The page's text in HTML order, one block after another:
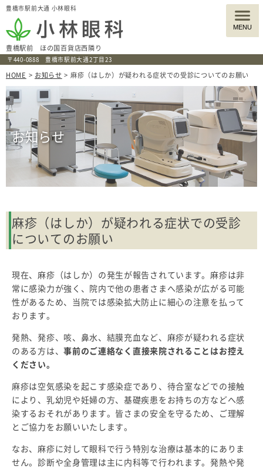
豊橋市駅前大通 小林眼科
豊橋駅前 ほの国百貨店西隣り
〒440-0888 豊橋市駅前大通2丁目23
HOME > お知らせ > 麻疹（はしか）が疑われる症状での受診についてのお願い
お知らせ
麻疹（はしか）が疑われる症状での受診
についてのお願い
現在、麻疹（はしか）の発生が報告されています。麻疹は非
常に感染力が強く、院内で他の患者さまへ感染が広がる可能
性があるため、当院では感染拡大防止に細心の注意を払って
おります。
発熱、発疹、咳、鼻水、結膜充血など、麻疹が疑われる症状
のある方は、事前のご連絡なく直接来院されることはお控え
ください。
麻疹は空気感染を起こす感染症であり、待合室などでの接触
により、乳幼児や妊婦の方、基礎疾患をお持ちの方などへ感
染するおそれがあります。皆さまの安全を守るため、ご理解
とご協力をお願いいたします。
なお、麻疹に対して眼科で行う特別な治療は基本的にありま
せん。診断や全身管理は主に内科等で行われます。発熱や発
MENU